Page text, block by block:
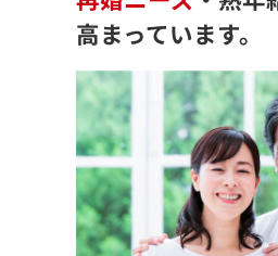
高まっています。